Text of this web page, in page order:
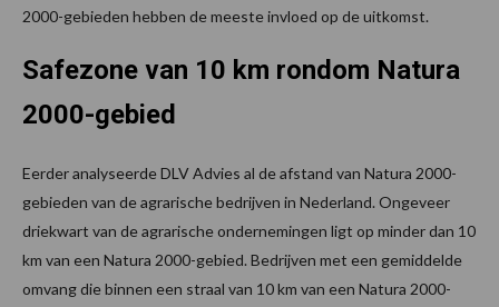
2000-gebieden hebben de meeste invloed op de uitkomst.
Safezone van 10 km rondom Natura
2000-gebied
Eerder analyseerde DLV Advies al de afstand van Natura 2000-
gebieden van de agrarische bedrijven in Nederland. Ongeveer
driekwart van de agrarische ondernemingen ligt op minder dan 10
km van een Natura 2000-gebied. Bedrijven met een gemiddelde
omvang die binnen een straal van 10 km van een Natura 2000-